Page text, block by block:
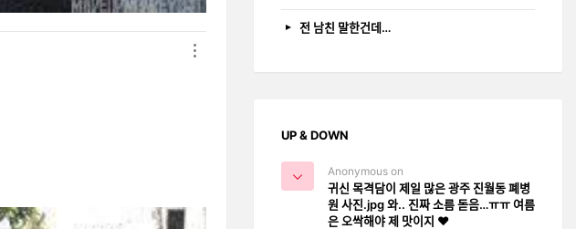
전 남친 말한건데…
UP & DOWN
Anonymous on
귀신 목격담이 제일 많은 광주 진월동 폐병
원 사진.jpg 와.. 진짜 소름 돋음…ㅠㅠ 여름
은 오싹해야 제 맛이지 ❤️